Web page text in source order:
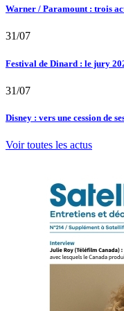
Warner / Paramount : trois
31/07
Festival de Dinard : le jury
31/07
Disney : vers une cession de
Voir toutes les actus